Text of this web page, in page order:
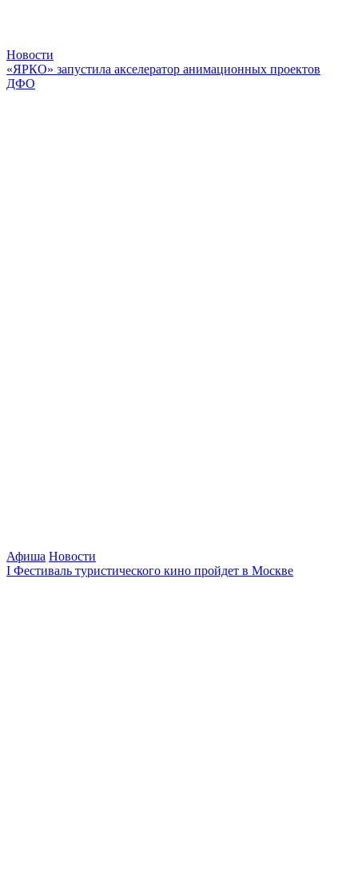
Новости
«ЯРКО» запустила акселератор анимационных проектов
ДФО
Афиша Новости
I Фестиваль туристического кино пройдет в Москве